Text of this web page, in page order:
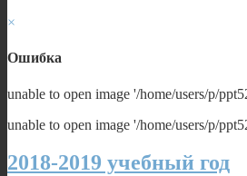
×
Ошибка
unable to open image '/home/users/p/
unable to open image '/home/users/p/
2018-2019 учебный год